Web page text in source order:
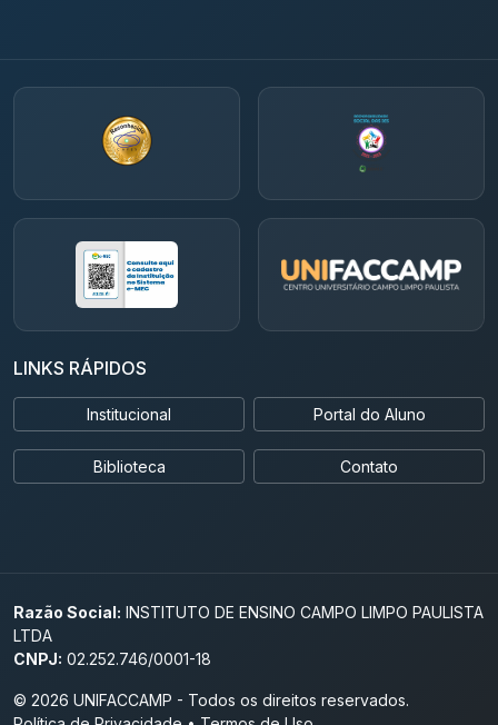
LINKS RÁPIDOS
Institucional Portal do Aluno
Biblioteca Contato
Razão Social: INSTITUTO DE ENSINO CAMPO LIMPO PAULISTA
LTDA
CNPJ: 02.252.746/0001-18
© 2026 UNIFACCAMP - Todos os direitos reservados.